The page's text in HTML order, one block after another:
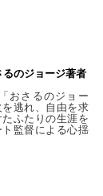
のジョージ著者
おさるのジョー
逃れ、自由を求
ふたりの生涯を
監督による心揺